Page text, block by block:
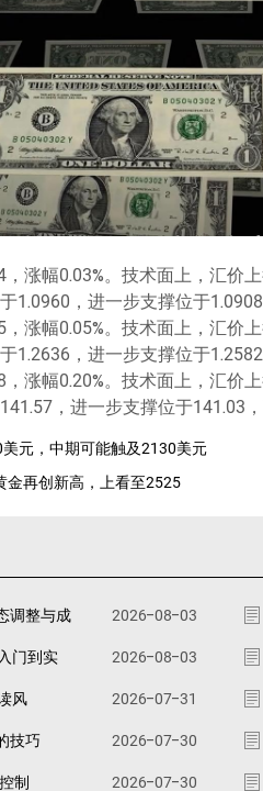
涨幅0.03%。技术面上，汇价
1.0960，进一步支撑位于
涨幅0.05%。技术面上，汇价
1.2636，进一步支撑位于
涨幅0.20%。技术面上，汇价
，进一步支撑位于141.03，
元，中期可能触及2130美元
金再创新高，上看至2525
调整与成 2026-08-03
门到实
2026-08-03
风
2026-07-31
技巧
2026-07-30
制
2026-07-30